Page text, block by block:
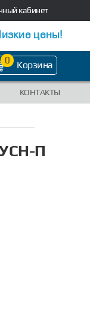
кабинет
цены!
0 Корзина
КОНТАКТЫ
П